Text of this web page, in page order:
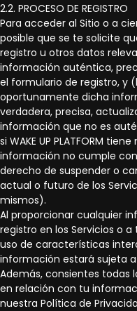
2.2. PROCESO DE REGISTRO
Para acceder al Sitio o a
posible que se te solicite
registro u otros datos
información auténtica,
el formulario de registro, y
oportunamente dicha
verdadera, precisa,
información que no es
si WAKE UP PLATFORM
información no cumple
derecho de suspender o
actual o futuro de los
mismos).
Al proporcionar cualquier
registro en los Servicios o
uso de características
información estará sujeta
Además, consientes todas
en relación con tu
nuestra Política de